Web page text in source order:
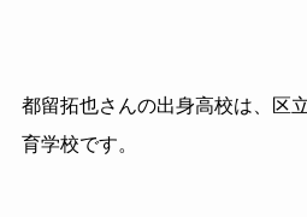
都留拓也さんの出身高校は、区
育学校です。